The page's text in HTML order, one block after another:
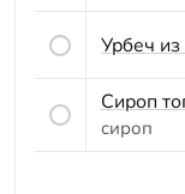
Урбеч из
Сироп
сироп